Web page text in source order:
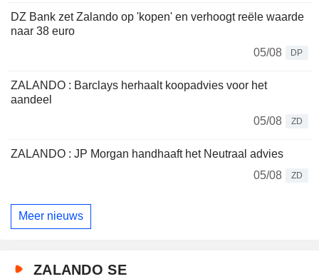
DZ Bank zet Zalando op 'kopen' en verhoogt reële waarde
naar 38 euro
05/08
DP
ZALANDO : Barclays herhaalt koopadvies voor het
aandeel
05/08
ZD
ZALANDO : JP Morgan handhaaft het Neutraal advies
05/08
ZD
Meer nieuws
ZALANDO SE